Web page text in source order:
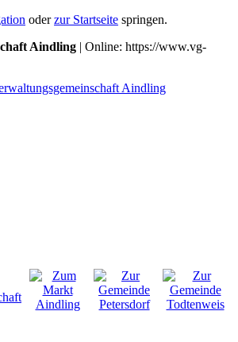
oderzur Startseite springen.
Aindling | Online: https://www.vg-